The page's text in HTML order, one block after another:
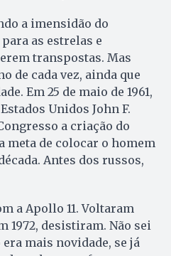
a imensidão do
as estrelas e
transpostas. Mas
de cada vez, ainda que
Em 25 de maio de 1961,
Unidos John F.
a criação do
meta de colocar o homem
Antes dos russos,
a Apollo 11. Voltaram
1972, desistiram. Não sei
mais novidade, se já